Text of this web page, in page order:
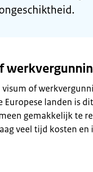
of
Europese landen is
gemakkelijk te
veel tijd kosten